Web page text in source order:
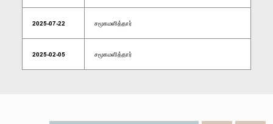
2025-07-22 சமூகமளித்தார்
2025-02-05 சமூகமளித்தார்